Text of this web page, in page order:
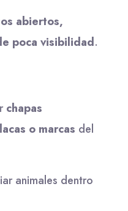
abiertos,
poca visibilidad.
chapas
o marcas del
animales dentro